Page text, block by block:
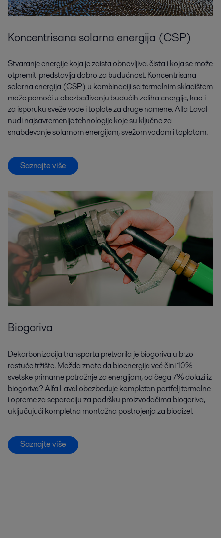
Koncentrisana solarna energija (CSP)
Stvaranje energije koja je zaista obnovljiva, čista i koja se može
otpremiti predstavlja dobro za budućnost. Koncentrisana
solarna energija (CSP) u kombinaciji sa termalnim skladištem
može pomoći u obezbeđivanju budućih zaliha energije, kao i
za isporuku sveže vode i toplote za druge namene. Alfa Laval
nudi najsavremenije tehnologije koje su ključne za
snabdevanje solarnom energijom, svežom vodom i toplotom.
Saznajte više
Biogoriva
Dekarbonizacija transporta pretvorila je biogoriva u brzo
rastuće tržište. Možda znate da bioenergija već čini 10%
svetske primarne potražnje za energijom, od čega 7% dolazi iz
biogoriva? Alfa Laval obezbeđuje kompletan portfelj termalne
i opreme za separaciju za podršku proizvođačima biogoriva,
uključujući kompletna montažna postrojenja za biodizel.
Saznajte više